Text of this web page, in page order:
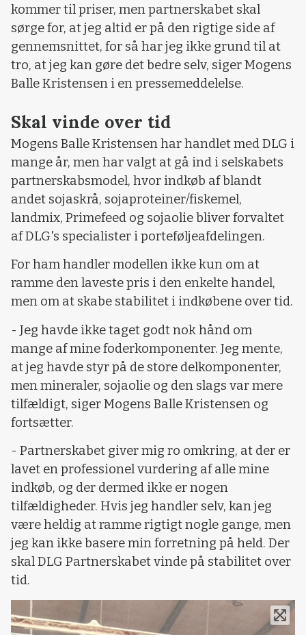
kommer til priser, men partnerskabet skal
sørge for, at jeg altid er på den rigtige side af
gennemsnittet, for så har jeg ikke grund til at
tro, at jeg kan gøre det bedre selv, siger Mogens
Balle Kristensen i en pressemeddelelse.
Skal vinde over tid
Mogens Balle Kristensen har handlet med DLG i
mange år, men har valgt at gå ind i selskabets
partnerskabsmodel, hvor indkøb af blandt
andet sojaskrå, sojaproteiner/fiskemel,
landmix, Primefeed og sojaolie bliver forvaltet
af DLG's specialister i porteføljeafdelingen.
For ham handler modellen ikke kun om at
ramme den laveste pris i den enkelte handel,
men om at skabe stabilitet i indkøbene over tid.
- Jeg havde ikke taget godt nok hånd om
mange af mine foderkomponenter. Jeg mente,
at jeg havde styr på de store delkomponenter,
men mineraler, sojaolie og den slags var mere
tilfældigt, siger Mogens Balle Kristensen og
fortsætter.
- Partnerskabet giver mig ro omkring, at der er
lavet en professionel vurdering af alle mine
indkøb, og der dermed ikke er nogen
tilfældigheder. Hvis jeg handler selv, kan jeg
være heldig at ramme rigtigt nogle gange, men
jeg kan ikke basere min forretning på held. Der
skal DLG Partnerskabet vinde på stabilitet over
tid.